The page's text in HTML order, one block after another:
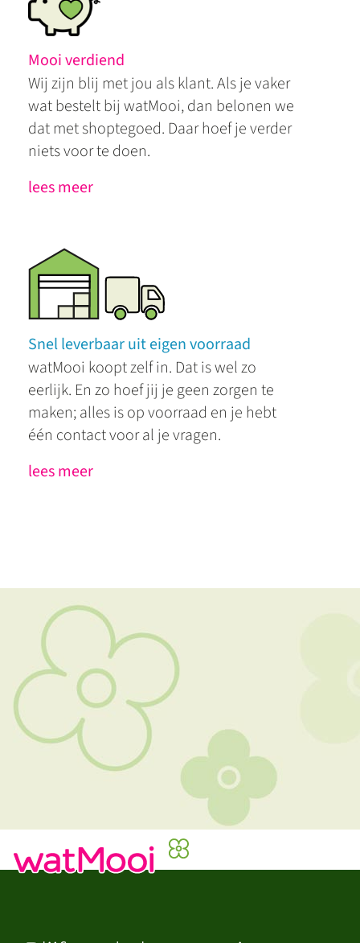
Mooi verdiend
Wij zijn blij met jou als klant. Als je vaker
wat bestelt bij watMooi, dan belonen we
dat met shoptegoed. Daar hoef je verder
niets voor te doen.
lees meer
Snel leverbaar uit eigen voorraad
watMooi koopt zelf in. Dat is wel zo
eerlijk. En zo hoef jij je geen zorgen te
maken; alles is op voorraad en je hebt
één contact voor al je vragen.
lees meer